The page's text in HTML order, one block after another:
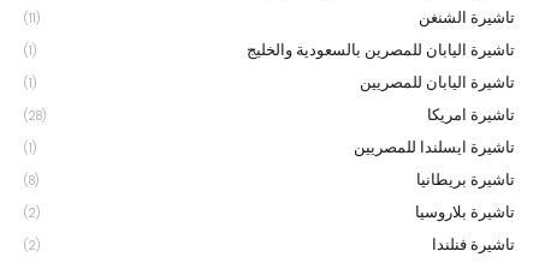
تاشيرة الشنغن (11)
تاشيرة اليابان للمصرين بالسعودية والخليج (1)
تاشيرة اليابان للمصريين (1)
تاشيرة امريكا (28)
تاشيرة ايسلندا للمصريين (1)
تاشيرة بريطانيا (8)
تاشيرة بلاروسيا (2)
تاشيرة فنلندا (2)